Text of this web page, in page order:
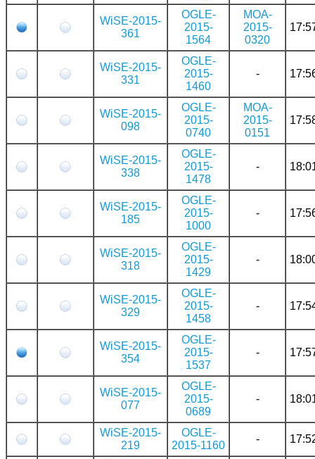
WiSE-2015-
361
OGLE-
2015-
1564
MOA-
2015-
0320
WiSE-2015-
331
OGLE-
2015-
1460
-
WiSE-2015-
098
OGLE-
2015-
0740
MOA-
2015-
0151
WiSE-2015-
338
OGLE-
2015-
1478
-
WiSE-2015-
185
OGLE-
2015-
1000
-
WiSE-2015-
318
OGLE-
2015-
1429
-
WiSE-2015-
329
OGLE-
2015-
1458
-
WiSE-2015-
354
OGLE-
2015-
1537
-
WiSE-2015-
077
OGLE-
2015-
0689
-
WiSE-2015-
219
OGLE-
2015-1160
-